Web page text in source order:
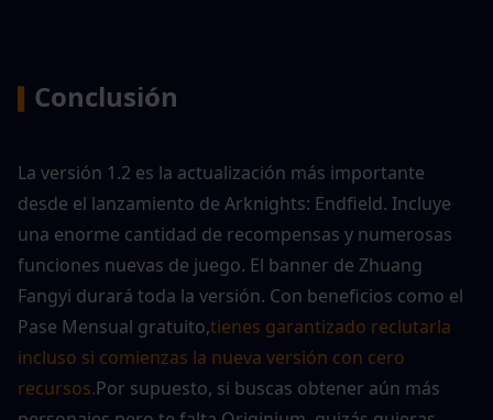
Conclusión
La versión 1.2 es la actualización más importante
desde el lanzamiento de Arknights: Endfield. Incluye
una enorme cantidad de recompensas y numerosas
funciones nuevas de juego. El banner de Zhuang
Fangyi durará toda la versión. Con beneficios como el
Pase Mensual gratuito,tienes garantizado reclutarla
incluso si comienzas la nueva versión con cero
recursos.Por supuesto, si buscas obtener aún más